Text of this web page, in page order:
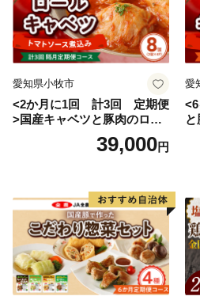
愛知県小牧市
<2か月に1回 計3回 定期便
>国産キャベツと豚肉のロー
ルキャベツ（4P入り）
39,000円
愛